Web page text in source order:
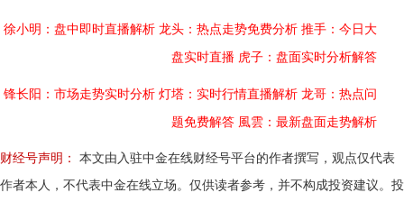
徐小明：盘中即时直播解析 龙头：热点走势免费分析 推手：今日大
盘实时直播 虎子：盘面实时分析解答
锋长阳：市场走势实时分析 灯塔：实时行情直播解析 龙哥：热点问
题免费解答 風雲：最新盘面走势解析
财经号声明：
本文由入驻中金在线财经号平台的作者撰写，观点仅代表
作者本人，不代表中金在线立场。仅供读者参考，并不构成投资建议。投